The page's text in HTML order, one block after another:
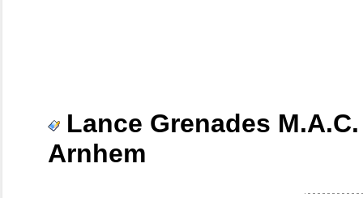
Lance Grenades
Arnhem